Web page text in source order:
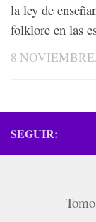
la ley de
folklore en las
8
SEGUIR: